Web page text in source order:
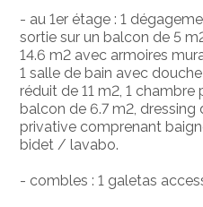
- au 1er étage : 1
sortie sur un balcon de 5
14.6 m2 avec armoires
1 salle de bain avec
réduit de 11 m2, 1 chambre
balcon de 6.7 m2,
privative comprenant
bidet / lavabo.
- combles : 1 galetas